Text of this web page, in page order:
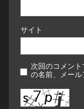
サイト
次回のコメン
の名前、メール